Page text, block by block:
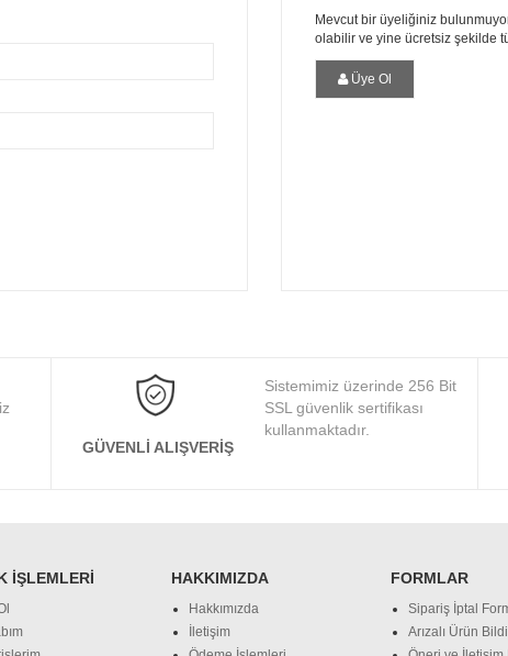
Mevcut bir üyeliğiniz
olabilir ve yine ücretsiz şekilde
Üye Ol
GÜVENLI ALIŞVERIŞ
Sistemimiz üzerinde 256 Bit
SSL güvenlik sertifikası
kullanmaktadır.
İŞLEMLERI HAKKIMIZDA
Hakkımızda
İletişim
FORMLAR
Sipariş İptal
Arızalı Ürün